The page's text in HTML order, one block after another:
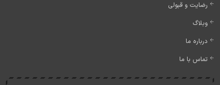
رضایت و قبولی
وبلاگ
درباره ما
تماس با ما